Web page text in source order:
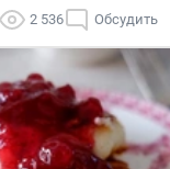
2 536 Обсудить